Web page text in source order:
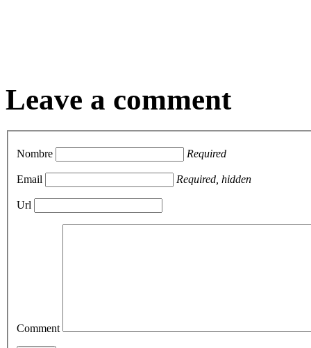
Leave a comment
Nombre Required
Email Required, hidden
Url
Comment